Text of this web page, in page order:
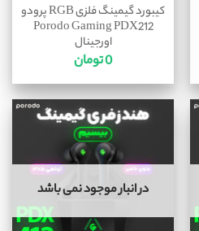
کیبورد گیمینگ فلزی RGB پرودو
Porodo Gaming PDX212
اورجینال
0تومان
در انبار موجود نمی باشد